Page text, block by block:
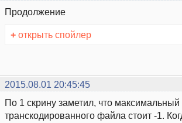
Продолжение
+ открыть спойлер
2015.08.01 20:45:45
По 1 скрину заметил, что
транскодированного файла стоит -1.